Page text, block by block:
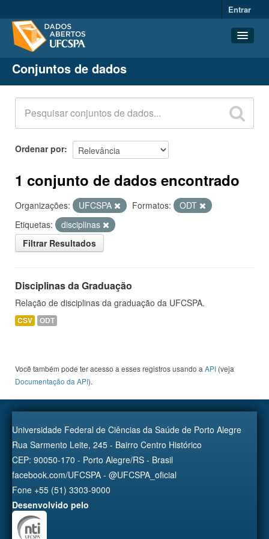
Entrar
Conjuntos de dados
Organizações
Grupos
Sobre
Conjuntos de dados
Ordenar por
1 conjunto de dados encontrado
Organizações: UFCSPA Formatos:
ODT
Etiquetas:
disciplinas
Filtrar Resultados
Disciplinas da Graduação
Relação de disciplinas da graduação da UFCSPA.
CSV ODT
Você também pode ter acesso a esses registros usando a API (veja
Documentação da API).
Universidade Federal de Ciências da Saúde de Porto Alegre
Rua Sarmento Leite, 245 - Bairro Centro Histórico
CEP: 90050-170 - Porto Alegre/RS - Brasil
facebook.com/UFCSPA - @UFCSPA_oficial
Fone +55 (51) 3303-9000
Desenvolvido pelo